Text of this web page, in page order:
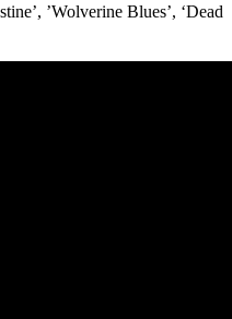
’Wolverine Blues’, ‘Dead